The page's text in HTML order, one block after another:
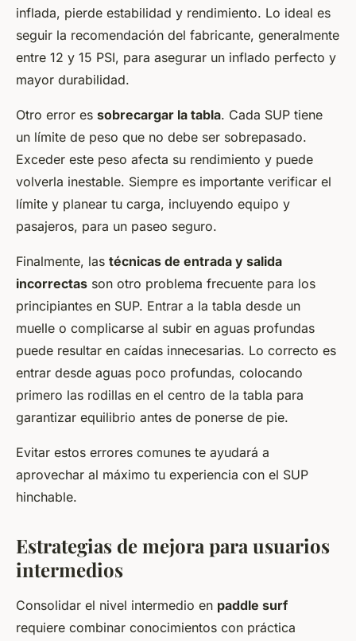
inflada, pierde estabilidad y rendimiento. Lo ideal es
seguir la recomendación del fabricante, generalmente
entre 12 y 15 PSI, para asegurar un inflado perfecto y
mayor durabilidad.
Otro error es sobrecargar la tabla. Cada SUP tiene
un límite de peso que no debe ser sobrepasado.
Exceder este peso afecta su rendimiento y puede
volverla inestable. Siempre es importante verificar el
límite y planear tu carga, incluyendo equipo y
pasajeros, para un paseo seguro.
Finalmente, las técnicas de entrada y salida
incorrectas son otro problema frecuente para los
principiantes en SUP. Entrar a la tabla desde un
muelle o complicarse al subir en aguas profundas
puede resultar en caídas innecesarias. Lo correcto es
entrar desde aguas poco profundas, colocando
primero las rodillas en el centro de la tabla para
garantizar equilibrio antes de ponerse de pie.
Evitar estos errores comunes te ayudará a
aprovechar al máximo tu experiencia con el SUP
hinchable.
Estrategias de mejora para usuarios
intermedios
Consolidar el nivel intermedio en paddle surf
requiere combinar conocimientos con práctica